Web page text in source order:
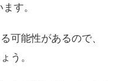
す。
可能性があるので、
う。